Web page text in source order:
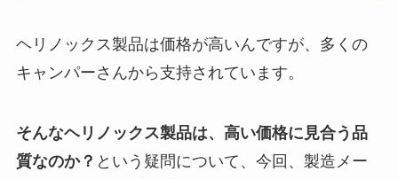
ヘリノックス製品は価格が高いんですが、多くの
キャンパーさんから支持されています。
そんなヘリノックス製品は、高い価格に見合う品
質なのか？ という疑問について、今回、製造メー